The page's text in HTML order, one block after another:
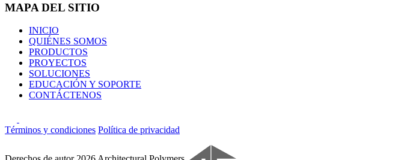
MAPA DEL SITIO
INICIO
QUIÉNES SOMOS
PRODUCTOS
PROYECTOS
SOLUCIONES
EDUCACIÓN Y SOPORTE
CONTÁCTENOS
Términos y condiciones Política de privacidad